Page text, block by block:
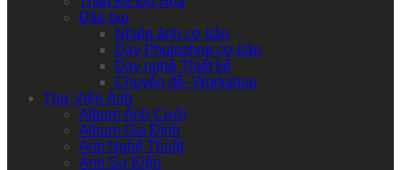
Đào tạo
Nhiếp ảnh cơ bản
Dạy Photoshop cơ bản
Dạy nghề Thiết kế
Chuyên đề- Workshop
Thư Viện Ảnh
Album Ảnh Cưới
Album Gia Đình
Ảnh Nghệ Thuật
Ảnh Sự Kiện